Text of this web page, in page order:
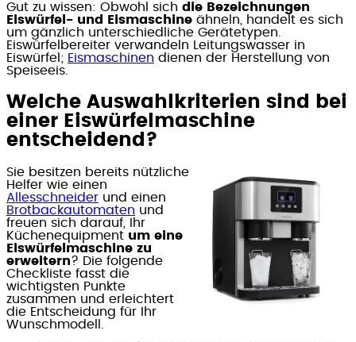
Gut zu wissen: Obwohl sich die Bezeichnungen
Eiswürfel- und Eismaschine ähneln, handelt es sich
um gänzlich unterschiedliche Gerätetypen.
Eiswürfelbereiter verwandeln Leitungswasser in
Eiswürfel; Eismaschinen dienen der Herstellung von
Speiseeis.
Welche Auswahlkriterien sind bei
einer Eiswürfelmaschine
entscheidend?
Sie besitzen bereits nützliche
Helfer wie einen
Allesschneider und einen
Brotbackautomaten und
freuen sich darauf, Ihr
Küchenequipment um eine
Eiswürfelmaschine zu
erweitern? Die folgende
Checkliste fasst die
wichtigsten Punkte
zusammen und erleichtert
die Entscheidung für Ihr
Wunschmodell.